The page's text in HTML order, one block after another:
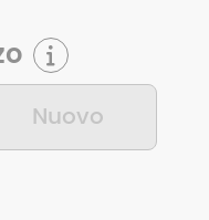
Nuovo